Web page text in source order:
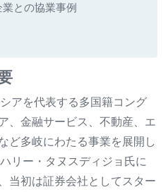
との協業事例
アを代表する多国籍コング
、金融サービス、不動産、エ
ど多岐にわたる事業を展開し
リー・タヌスディジョ氏に
当初は証券会社としてスター